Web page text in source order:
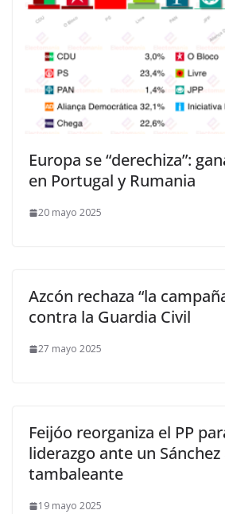
Europa se “derechiza”:
en Portugal y Rumania
20 mayo 2025
Azcón rechaza “la
contra la Guardia Civil
27 mayo 2025
Feijóo reorganiza el PP
liderazgo ante un Sánchez
tambaleante
19 mayo 2025